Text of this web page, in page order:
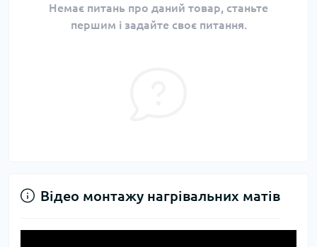
Немає питань про даний товар, станьте
першим і задайте своє питання.
Відео монтажу нагрівальних матів